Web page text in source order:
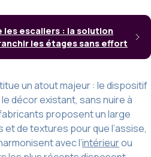
les escaliers : la solution
les étages sans effort
un atout majeur : le dispositif
décor existant, sans nuire à
proposent un large
de textures pour que l’assise,
avec l’intérieurou